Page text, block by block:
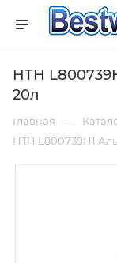
HTH
20л
Главная —
HTH L800739H1